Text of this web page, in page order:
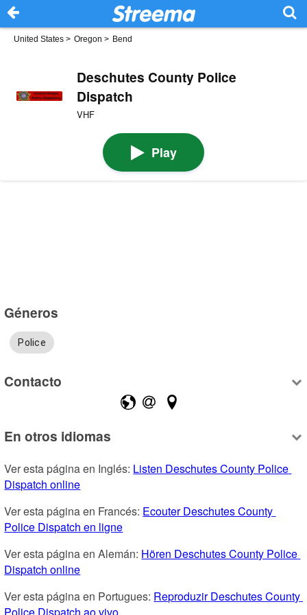
United States > Oregon > Bend
Deschutes County Police
Dispatch
VHF
Play
Géneros
Police
Contacto
En otros idiomas
Ver esta página en Inglés: Listen Deschutes County Police
Dispatch online
Ver esta página en Francés: Ecouter Deschutes County
Police Dispatch en ligne
Ver esta página en Alemán: Hören Deschutes County Police
Dispatch online
Ver esta página en Portugues: Reproduzir Deschutes County
Police Dispatch ao vivo